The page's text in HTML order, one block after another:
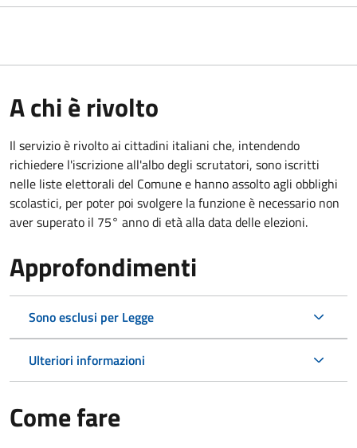
A chi è rivolto
Il servizio è rivolto ai cittadini italiani che, intendendo
richiedere l'iscrizione all'albo degli scrutatori, sono iscritti
nelle liste elettorali del Comune e hanno assolto agli obblighi
scolastici, per poter poi svolgere la funzione è necessario non
aver superato il 75° anno di età alla data delle elezioni.
Approfondimenti
Sono esclusi per Legge
Ulteriori informazioni
Come fare